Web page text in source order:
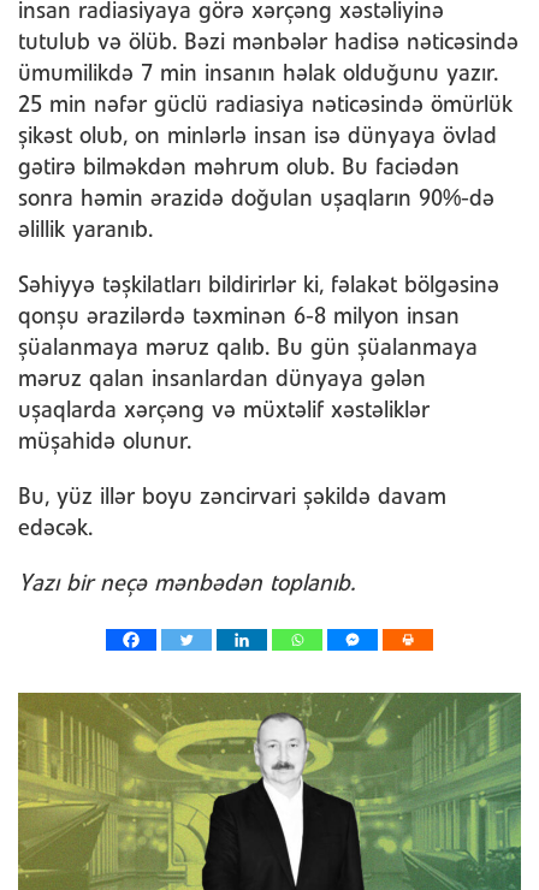
insan radiasiyaya görə xərçəng xəstəliyinə
tutulub və ölüb. Bəzi mənbələr hadisə nəticəsində
ümumilikdə 7 min insanın həlak olduğunu yazır.
25 min nəfər güclü radiasiya nəticəsində ömürlük
şikəst olub, on minlərlə insan isə dünyaya övlad
gətirə bilməkdən məhrum olub. Bu faciədən
sonra həmin ərazidə doğulan uşaqların 90%-də
əlillik yaranıb.
Səhiyyə təşkilatları bildirirlər ki, fəlakət bölgəsinə
qonşu ərazilərdə təxminən 6-8 milyon insan
şüalanmaya məruz qalıb. Bu gün şüalanmaya
məruz qalan insanlardan dünyaya gələn
uşaqlarda xərçəng və müxtəlif xəstəliklər
müşahidə olunur.
Bu, yüz illər boyu zəncirvari şəkildə davam
edəcək.
Yazı bir neçə mənbədən toplanıb.